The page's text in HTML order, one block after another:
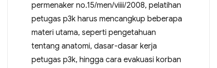
permenaker no.15/men/viiii/2008, pelatihan
petugas p3k harus mencangkup beberapa
materi utama, seperti pengetahuan
tentang anatomi, dasar-dasar kerja
petugas p3k, hingga cara evakuasi korban